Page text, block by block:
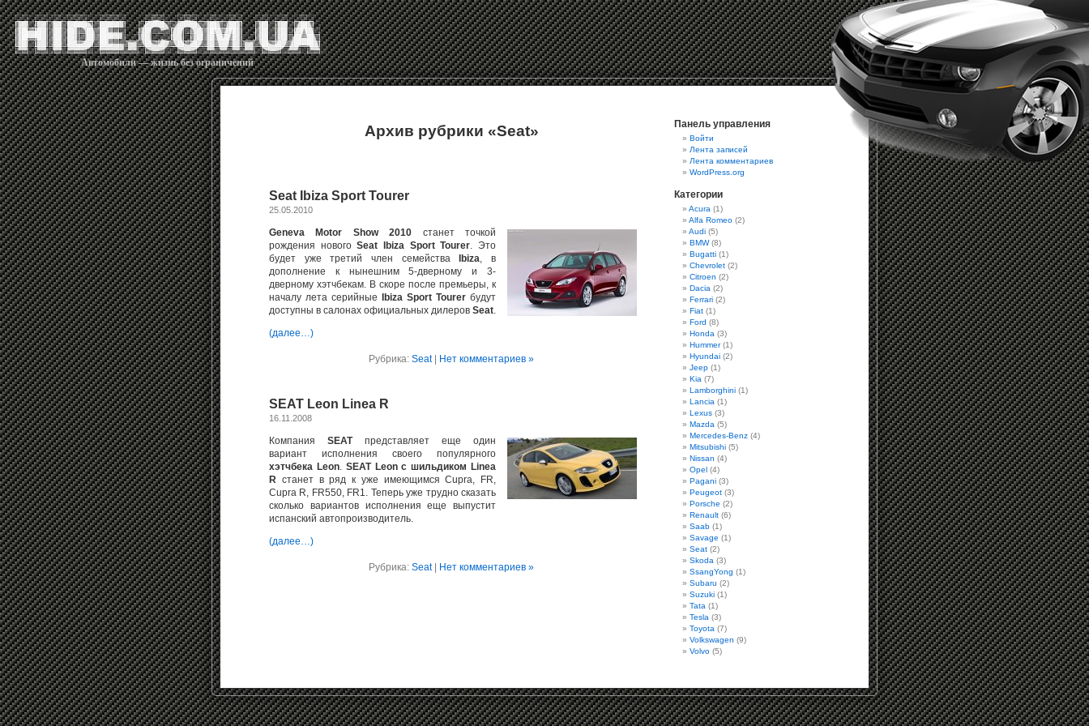
Автомобили — жизнь без ограничений
Архив рубрики «Seat»
Seat Ibiza Sport Tourer
25.05.2010
Geneva Motor Show 2010 станет точкой
рождения новогоSeat Ibiza Sport Tourer. Это
будет уже третий член семейства
Ibiza, в
дополнение к нынешним 5-дверному и 3-
дверному хэтчбекам. В скоре после премьеры, к
началу лета серийные
Ibiza Sport Tourer будут
доступны в салонах официальных дилеров Seat.
(далее…)
Рубрика: Seat| Нет комментариев »
SEAT Leon Linea R
16.11.2008
Компания SEAT представляет еще один
вариант исполнения своего популярного
хэтчбека Leon. SEAT Leon с шильдиком Linea
R станет в ряд к уже имеющимся Cupra, FR,
Cupra R, FR550, FR1. Теперь уже трудно сказать
сколько вариантов исполнения еще выпустит
испанский автопроизводитель.
(далее…)
Рубрика: Seat| Нет комментариев »
Панель управления
Войти
Лента записей
Лента комментариев
WordPress.org
Категории
Acura (1)
Alfa Romeo (2)
Audi (5)
BMW(8)
Bugatti (1)
Chevrolet (2)
Citroen (2)
Dacia (2)
Ferrari (2)
Fiat (1)
Ford (8)
Honda (3)
Hummer(1)
Hyundai (2)
Jeep (1)
Kia (7)
Lamborghini (1)
Lancia (1)
Lexus (3)
Mazda (5)
Mercedes-Benz (4)
Mitsubishi (5)
Nissan (4)
Opel (4)
Pagani (3)
Peugeot (3)
Porsche (2)
Renault (6)
Saab (1)
Savage (1)
Seat (2)
Skoda (3)
SsangYong (1)
Subaru (2)
Suzuki (1)
Tata (1)
Tesla (3)
Toyota (7)
Volkswagen (9)
Volvo (5)